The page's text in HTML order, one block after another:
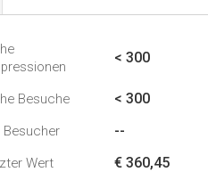
< 300
Besuche < 300
Besucher --
Wert € 360,45